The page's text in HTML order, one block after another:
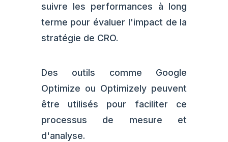
suivre les performances à long
terme pour évaluer l'impact de la
stratégie de CRO.
Des outils comme Google
Optimize ou Optimizely peuvent
être utilisés pour faciliter ce
processus de mesure et
d'analyse.